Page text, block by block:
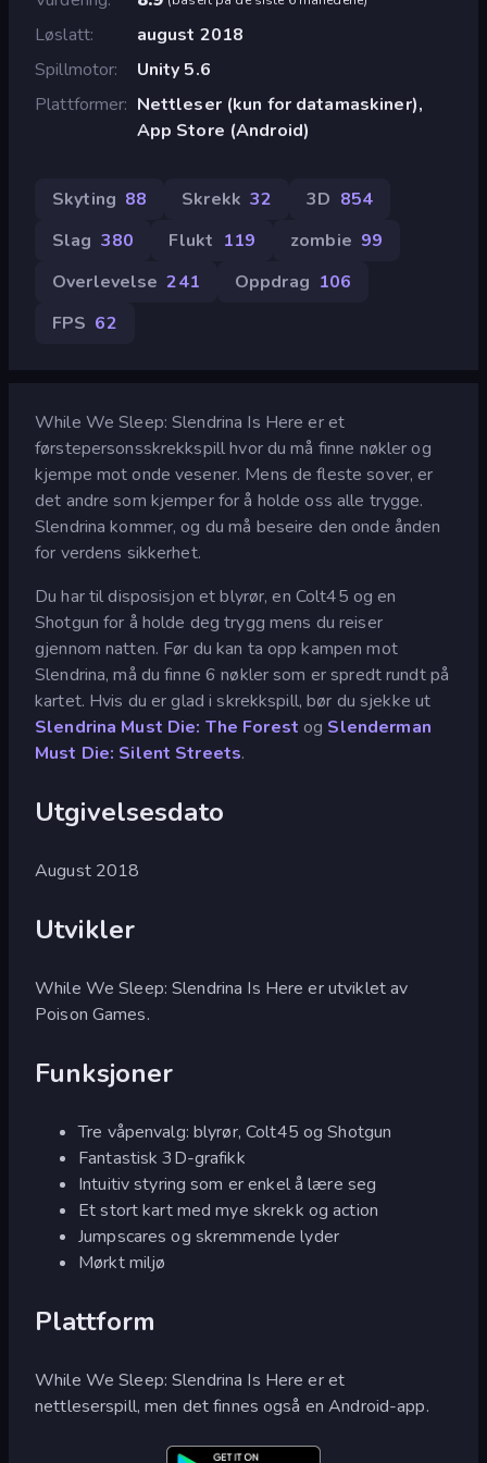
Løslatt
august 2018
Spillmotor
Unity 5.6
Plattformer Nettleser (kun for datamaskiner),
App Store (Android)
Skyting 88 Skrekk 32 3D 854
Slag 380 Flukt 119 zombie 99
Overlevelse 241 Oppdrag 106
FPS 62
While We Sleep: Slendrina Is Here er et
førstepersonsskrekkspill hvor du må finne nøkler og
kjempe mot onde vesener. Mens de fleste sover, er
det andre som kjemper for å holde oss alle trygge.
Slendrina kommer, og du må beseire den onde ånden
for verdens sikkerhet.
Du har til disposisjon et blyrør, en Colt45 og en
Shotgun for å holde deg trygg mens du reiser
gjennom natten. Før du kan ta opp kampen mot
Slendrina, må du finne 6 nøkler som er spredt rundt på
kartet. Hvis du er glad i skrekkspill, bør du sjekke ut
Slendrina Must Die: The Forest og Slenderman
Must Die: Silent Streets.
Utgivelsesdato
August 2018
Utvikler
While We Sleep: Slendrina Is Here er utviklet av
Poison Games.
Funksjoner
Tre våpenvalg: blyrør, Colt45 og Shotgun
Fantastisk 3D-grafikk
Intuitiv styring som er enkel å lære seg
Et stort kart med mye skrekk og action
Jumpscares og skremmende lyder
Mørkt miljø
Plattform
While We Sleep: Slendrina Is Here er et
nettleserspill, men det finnes også en Android-app.